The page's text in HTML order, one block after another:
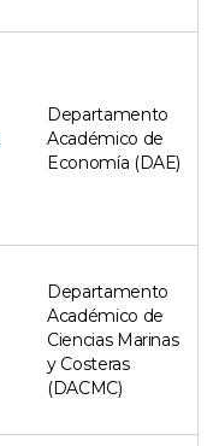
Departamento
Académico de
Economía (DAE)
Departamento
Académico de
Ciencias Marinas
y Costeras
(DACMC)